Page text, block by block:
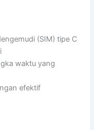
(SIM) tipe C
waktu yang
efektif